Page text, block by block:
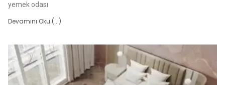
yemek odası
Devamını Oku (...)